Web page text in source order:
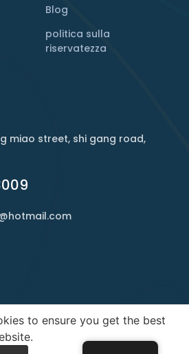
Blog
politica sulla
riservatezza
miao street, shi gang road,
Tutti i diritti riservati.
CON
infimità
to ensure you get the best